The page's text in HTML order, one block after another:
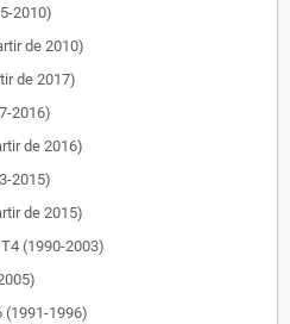
2010)
de 2010)
de 2017)
2016)
de 2016)
2015)
de 2015)
(1990-2003)
(1991-1996)